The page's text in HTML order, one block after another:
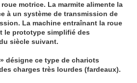
motrice. La marmite alimente la
à un système de transmission de
La machine entraînant la roue
le prototype simplifié des
siècle suivant.
désigne ce type de chariots
charges très lourdes (fardeaux).